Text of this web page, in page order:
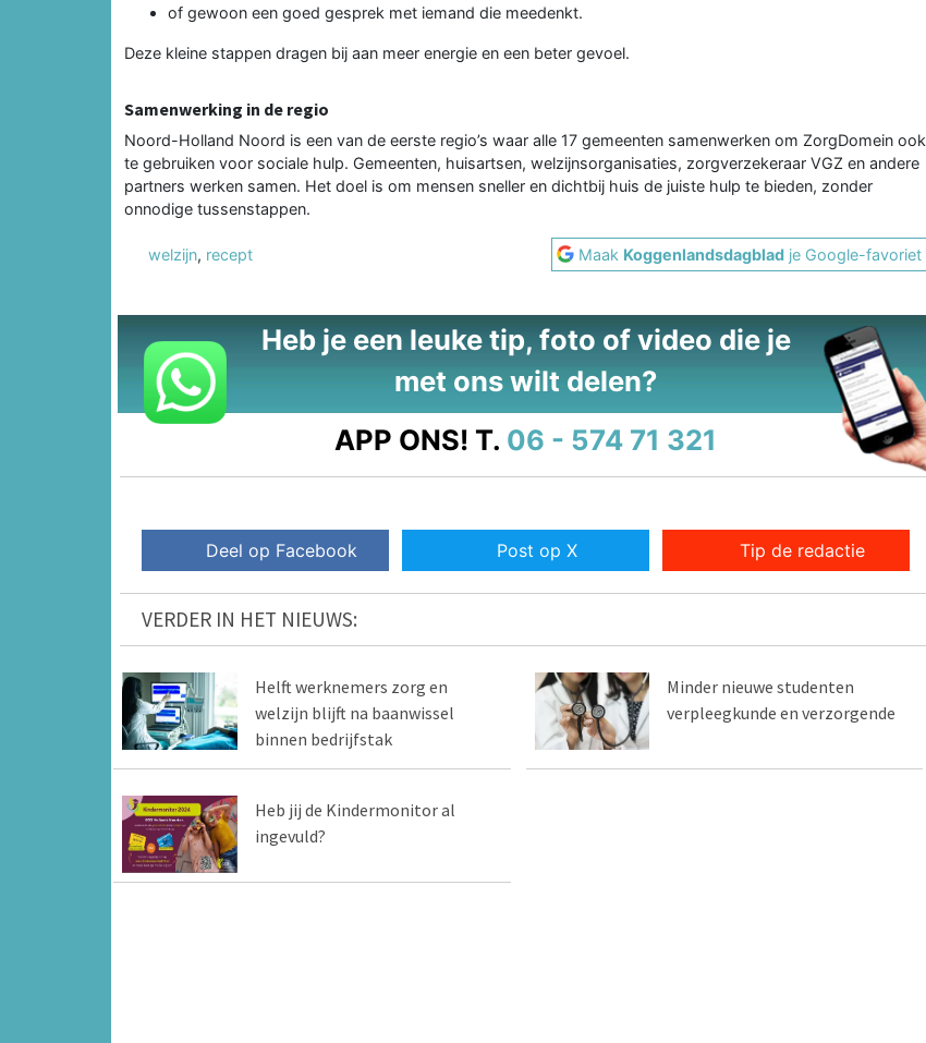
of gewoon een goed gesprek met iemand die meedenkt.
Deze kleine stappen dragen bij aan meer energie en een beter gevoel.
Samenwerking in de regio
Noord-Holland Noord is een van de eerste regio’s waar alle 17 gemeenten samenwerken om ZorgDomein ook
te gebruiken voor sociale hulp. Gemeenten, huisartsen, welzijnsorganisaties, zorgverzekeraar VGZ en andere
partners werken samen. Het doel is om mensen sneller en dichtbij huis de juiste hulp te bieden, zonder
onnodige tussenstappen.
welzijn, recept Maak Koggenlandsdagblad je Google-favoriet
Heb je een leuke tip, foto of video die je
met ons wilt delen?
APP ONS! T. 06 - 574 71 321
Deel op Facebook Post op X Tip de redactie
VERDER IN HET NIEUWS:
Helft werknemers zorg en
welzijn blijft na baanwissel
binnen bedrijfstak
Minder nieuwe studenten
verpleegkunde en verzorgende
Heb jij de Kindermonitor al
ingevuld?